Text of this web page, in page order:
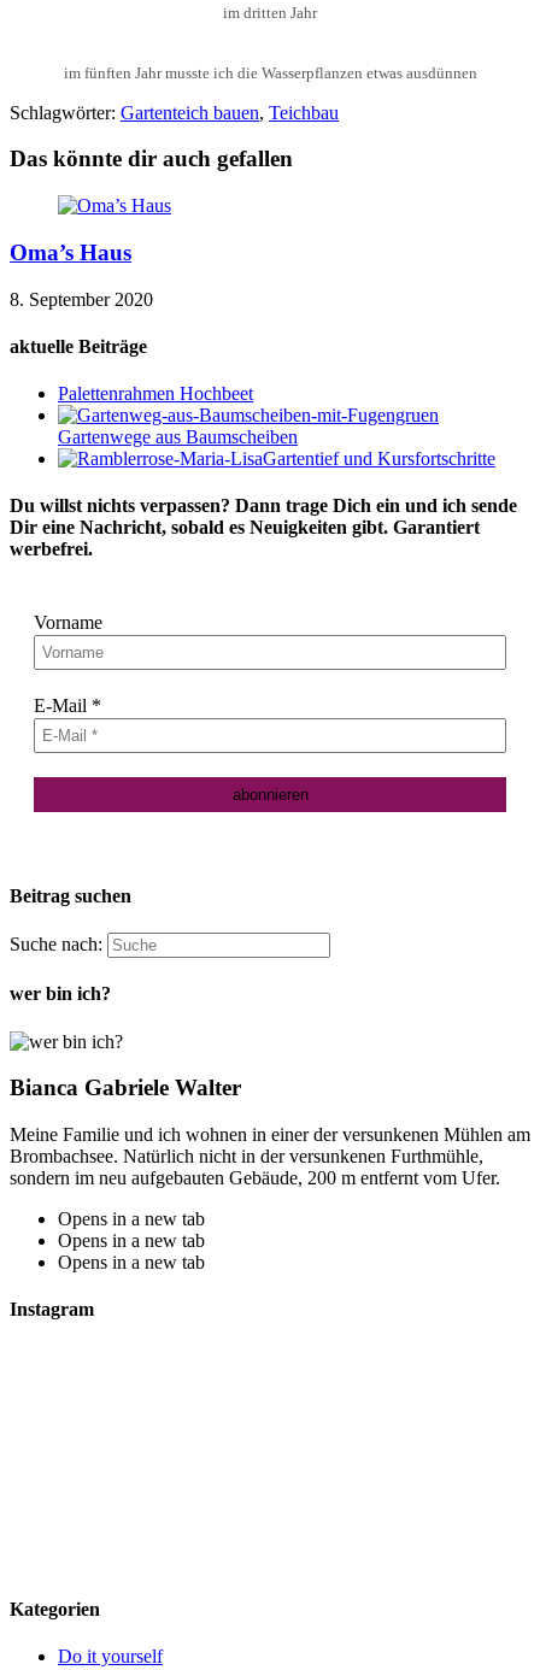
im dritten Jahr
im fünften Jahr musste ich die Wasserpflanzen etwas ausdünnen
Schlagwörter: Gartenteich bauen, Teichbau
Das könnte dir auch gefallen
Oma’s Haus
8. September 2020
aktuelle Beiträge
Palettenrahmen Hochbeet
Gartenwege aus Baumscheiben
Gartentief und Kursfortschritte
Du willst nichts verpassen? Dann trage Dich ein und ich sende
Dir eine Nachricht, sobald es Neuigkeiten gibt. Garantiert
werbefrei.
Vorname
E-Mail *
Beitrag suchen
Suche nach:
wer bin ich?
Bianca Gabriele Walter
Meine Familie und ich wohnen in einer der versunkenen Mühlen am
Brombachsee. Natürlich nicht in der versunkenen Furthmühle,
sondern im neu aufgebauten Gebäude, 200 m entfernt vom Ufer.
Opens in a new tab
Opens in a new tab
Opens in a new tab
Instagram
Kategorien
Do it yourself